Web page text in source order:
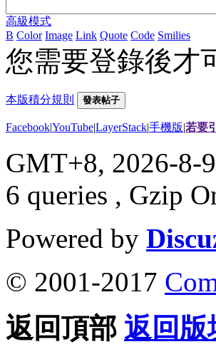
高級模式
B Color Image Link Quote Code Smilies
您需要登錄後才
本版積分規則 發表帖子
Facebook|YouTube|LayerStack|手機版|若要
GMT+8, 2026-8-
6 queries , Gzip
Powered by
© 2001-2017
返回頂部 返回版